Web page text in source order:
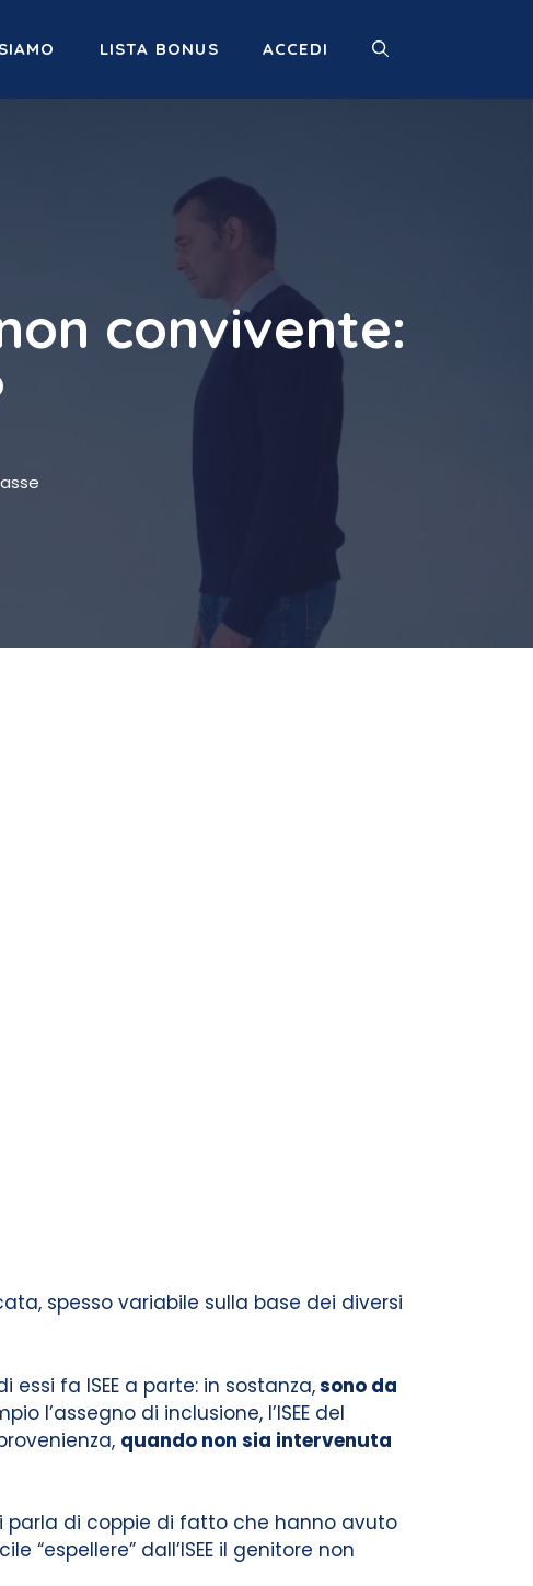
LISTA BONUS ACCEDI
convivente:
spesso variabile sulla base dei diversi
fa ISEE a parte: in sostanza,sono da
l’assegno di inclusione, l’ISEE del
quando non sia intervenuta
parla di coppie di fatto che hanno avuto
dall’ISEE il genitore non